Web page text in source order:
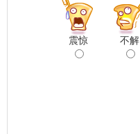
震惊 不解